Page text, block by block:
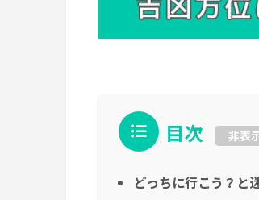
目次 非表
どっちに行こう？と